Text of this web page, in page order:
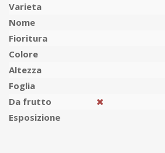
Varieta
Nome
Fioritura
Colore
Altezza
Foglia
Da frutto
Esposizione